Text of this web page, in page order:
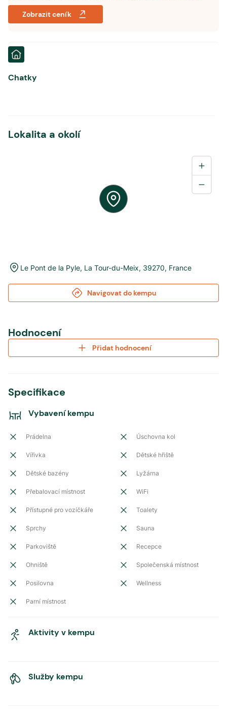
Zobrazit ceník
Chatky
Lokalita a okolí
Le Pont de la Pyle, La Tour-du-Meix, 39270, France
Navigovat do kempu
Hodnocení
Přidat hodnocení
Specifikace
Vybavení kempu
Prádelna Úschovna kol
Vířivka Dětské hřiště
Dětské bazény Lyžárna
Přebalovací místnost WiFi
Přístupné pro vozíčkáře Toalety
Sprchy Sauna
Parkoviště Recepce
Ohniště Společenská místnost
Posilovna Wellness
Parní místnost
Aktivity v kempu
Služby kempu